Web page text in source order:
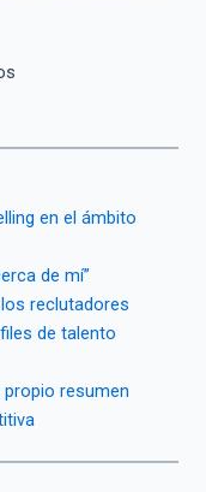
en el ámbito
de mí”
reclutadores
de talento
resumen